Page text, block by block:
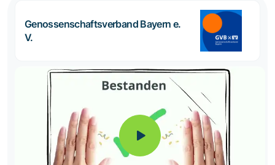
Genossenschaftsverband Bayern e.
V.